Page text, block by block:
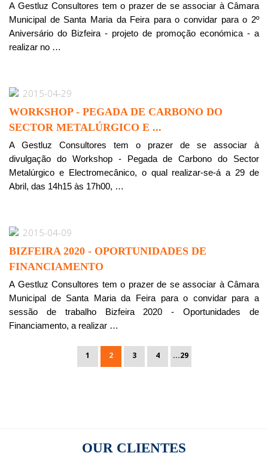
A Gestluz Consultores tem o prazer de se associar à Câmara
Municipal de Santa Maria da Feira para o convidar para o 2º
Aniversário do Bizfeira - projeto de promoção económica - a
realizar no …
2015-04-29
WORKSHOP - PEGADA DE CARBONO DO
SECTOR METALÚRGICO E ...
A Gestluz Consultores tem o prazer de se associar à
divulgação do Workshop - Pegada de Carbono do Sector
Metalúrgico e Electromecânico, o qual realizar-se-á a 29 de
Abril, das 14h15 às 17h00, …
2015-04-09
BIZFEIRA 2020 - OPORTUNIDADES DE
FINANCIAMENTO
A Gestluz Consultores tem o prazer de se associar à Câmara
Municipal de Santa Maria da Feira para o convidar para a
sessão de trabalho Bizfeira 2020 - Oportunidades de
Financiamento, a realizar …
1 2 3 4 ...29
OUR CLIENTES